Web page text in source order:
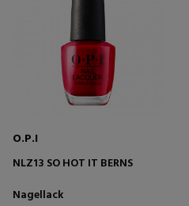
O.P.I
NLZ13 SO HOT IT BERNS
Nagellack